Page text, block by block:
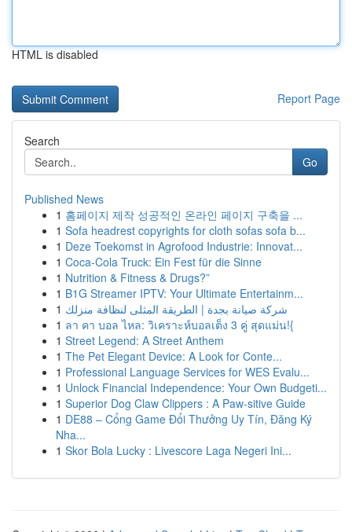
HTML is disabled
Report Page
Search
Go
Published News
1 홈페이지 제작 성공적인 온라인 페이지 구축을 ...
1 Sofa headrest copyrights for cloth sofas sofa b...
1 Deze Toekomst in Agrofood Industrie: Innovat...
1 Coca-Cola Truck: Ein Fest für die Sinne
1 Nutrition & Fitness & Drugs?”
1 B1G Streamer IPTV: Your Ultimate Entertainm...
1 شركة صيانة بجدة | الطريقة المثلى لنظافة منزلك
1 ลา คา บอล ไหล: วิเคราะห์บอลเต็ง 3 คู่ สุดแม่น!{
1 Street Legend: A Street Anthem
1 The Pet Elegant Device: A Look for Conte...
1 Professional Language Services for WES Evalu...
1 Unlock Financial Independence: Your Own Budgeti...
1 Superior Dog Claw Clippers : A Paw-sitive Guide
1 DE88 – Cổng Game Đổi Thưởng Uy Tín, Đăng Ký
Nha...
1 Skor Bola Lucky : Livescore Laga Negeri Ini...